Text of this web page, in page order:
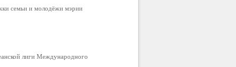
семьи и молодёжи мэрии
лиги Международного